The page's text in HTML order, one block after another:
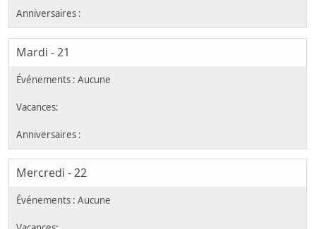
Mardi - 21
Mercredi - 22